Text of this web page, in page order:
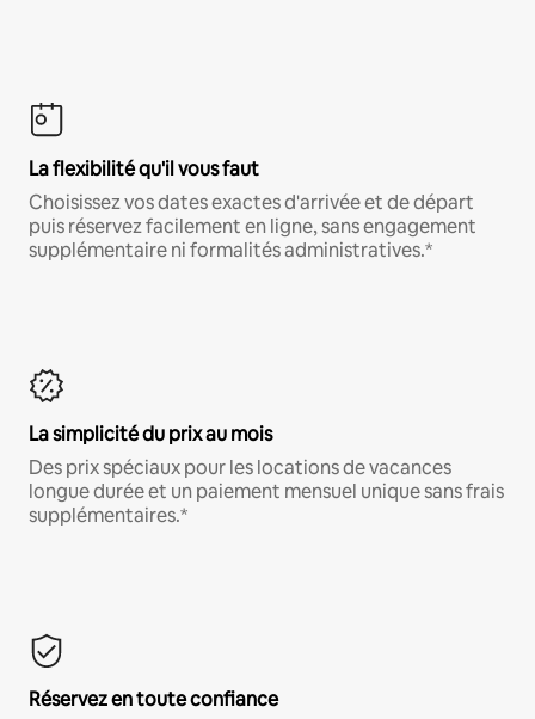
La flexibilité qu'il vous faut
Choisissez vos dates exactes d'arrivée et de départ
puis réservez facilement en ligne, sans engagement
supplémentaire ni formalités administratives.*
La simplicité du prix au mois
Des prix spéciaux pour les locations de vacances
longue durée et un paiement mensuel unique sans frais
supplémentaires.*
Réservez en toute confiance